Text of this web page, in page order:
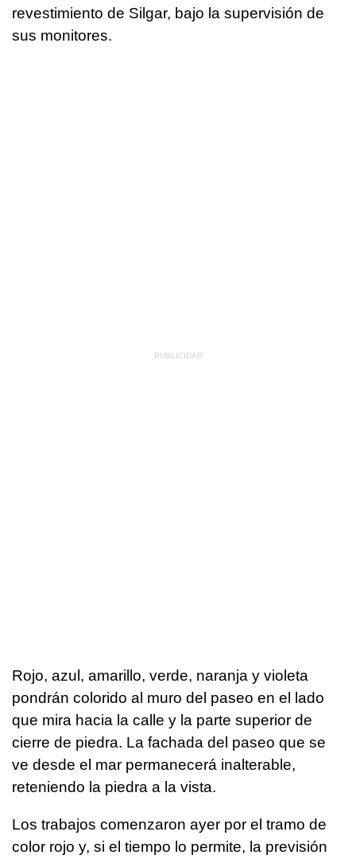
revestimiento de Silgar, bajo la supervisión de
sus monitores.
Rojo, azul, amarillo, verde, naranja y violeta
pondrán colorido al muro del paseo en el lado
que mira hacia la calle y la parte superior de
cierre de piedra. La fachada del paseo que se
ve desde el mar permanecerá inalterable,
reteniendo la piedra a la vista.
Los trabajos comenzaron ayer por el tramo de
color rojo y, si el tiempo lo permite, la previsión